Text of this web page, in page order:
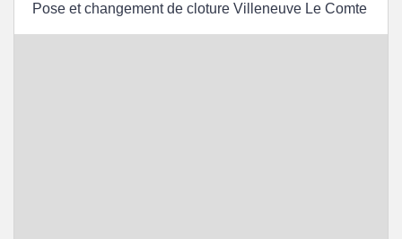
Pose et changement de cloture Villeneuve Le Comte